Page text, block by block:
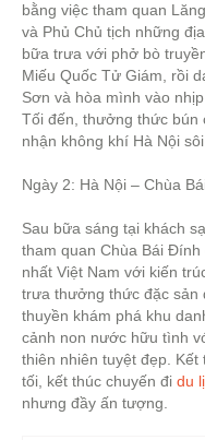
bằng việc tham quan
và Phủ Chủ tịch những
bữa trưa với phở bò
Miếu Quốc Tử Giám, rồi
Sơn và hòa mình vào
Tối đến, thưởng thức bún
nhận không khí Hà Nội
Ngày 2: Hà Nội – Chùa
Sau bữa sáng tại khách
tham quan Chùa Bái
nhất Việt Nam với kiến
trưa thưởng thức đặc sản
thuyền khám phá khu
cảnh non nước hữu tình
thiên nhiên tuyệt đẹp.
tối, kết thúc chuyến đi du
nhưng đầy ấn tượng.